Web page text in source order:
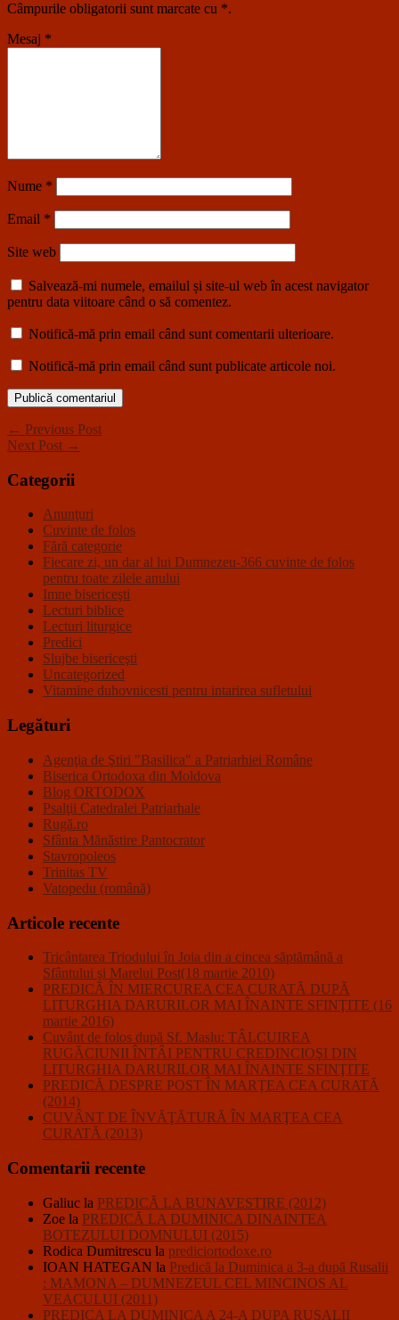
Câmpurile obligatorii sunt marcate cu *.
Mesaj *
Nume *
Email *
Site web
Salvează-mi numele, emailul și site-ul web în acest navigator
pentru data viitoare când o să comentez.
Notifică-mă prin email când sunt comentarii ulterioare.
Notifică-mă prin email când sunt publicate articole noi.
← Previous Post
Next Post →
Categorii
Anunţuri
Cuvinte de folos
Fără categorie
Fiecare zi, un dar al lui Dumnezeu-366 cuvinte de folos
pentru toate zilele anului
Imne bisericeşti
Lecturi biblice
Lecturi liturgice
Predici
Slujbe bisericeşti
Uncategorized
Vitamine duhovnicesti pentru intarirea sufletului
Legături
Agenţia de Ştiri "Basilica" a Patriarhiei Române
Biserica Ortodoxa din Moldova
Blog ORTODOX
Psalţii Catedralei Patriarhale
Rugă.ro
Sfânta Mănăstire Pantocrator
Stavropoleos
Trinitas TV
Vatopedu (română)
Articole recente
Tricântarea Triodului în Joia din a cincea săptămână a
Sfântului şi Marelui Post(18 martie 2010)
PREDICĂ ÎN MIERCUREA CEA CURATĂ DUPĂ
LITURGHIA DARURILOR MAI ÎNAINTE SFINŢITE (16
martie 2016)
Cuvânt de folos după Sf. Maslu: TÂLCUIREA
RUGĂCIUNII ÎNTÂI PENTRU CREDINCIOŞI DIN
LITURGHIA DARURILOR MAI ÎNAINTE SFINŢITE
PREDICĂ DESPRE POST ÎN MARŢEA CEA CURATĂ
(2014)
CUVÂNT DE ÎNVĂŢĂTURĂ ÎN MARŢEA CEA
CURATĂ (2013)
Comentarii recente
Galiuc la PREDICĂ LA BUNAVESTIRE (2012)
Zoe la PREDICĂ LA DUMINICA DINAINTEA
BOTEZULUI DOMNULUI (2015)
Rodica Dumitrescu la prediciortodoxe.ro
IOAN HATEGAN la Predică la Duminica a 3-a după Rusalii
: MAMONA – DUMNEZEUL CEL MINCINOS AL
VEACULUI (2011)
PREDICA LA DUMINICA A 24-A DUPA RUSALII